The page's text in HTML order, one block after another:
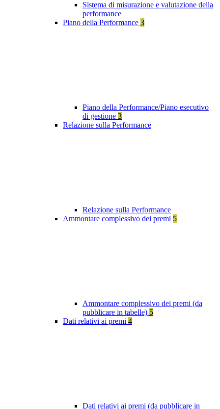
Sistema di misurazione e valutazione della
performance
Piano della Performance 3
Piano della Performance/Piano esecutivo
di gestione 3
Relazione sulla Performance
Relazione sulla Performance
Ammontare complessivo dei premi 5
Ammontare complessivo dei premi (da
pubblicare in tabelle) 5
Dati relativi ai premi 4
Dati relativi ai premi (da pubblicare in